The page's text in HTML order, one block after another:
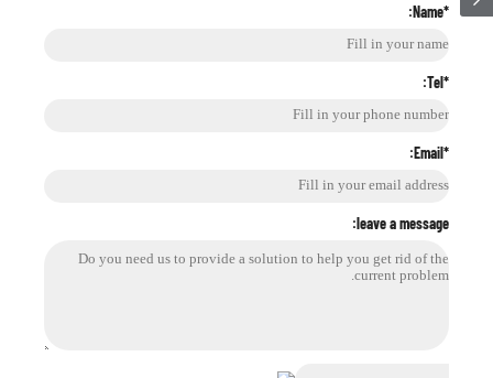
*Name:
*Tel:
*Email:
leave a message: